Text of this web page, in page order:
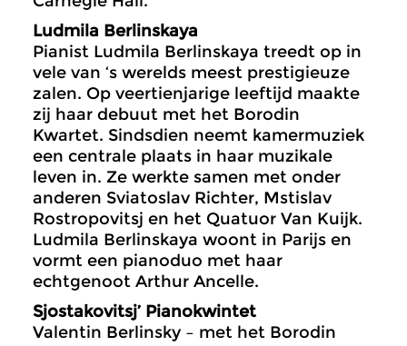
Ludmila Berlinskaya
Pianist Ludmila Berlinskaya treedt op in
vele van ‘s werelds meest prestigieuze
zalen. Op veertienjarige leeftijd maakte
zij haar debuut met het Borodin
Kwartet. Sindsdien neemt kamermuziek
een centrale plaats in haar muzikale
leven in. Ze werkte samen met onder
anderen Sviatoslav Richter, Mstislav
Rostropovitsj en het Quatuor Van Kuijk.
Ludmila Berlinskaya woont in Parijs en
vormt een pianoduo met haar
echtgenoot Arthur Ancelle.
Sjostakovitsj’ Pianokwintet
Valentin Berlinsky – met het Borodin